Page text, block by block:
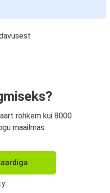
rohkem kui 8000
maailmas.